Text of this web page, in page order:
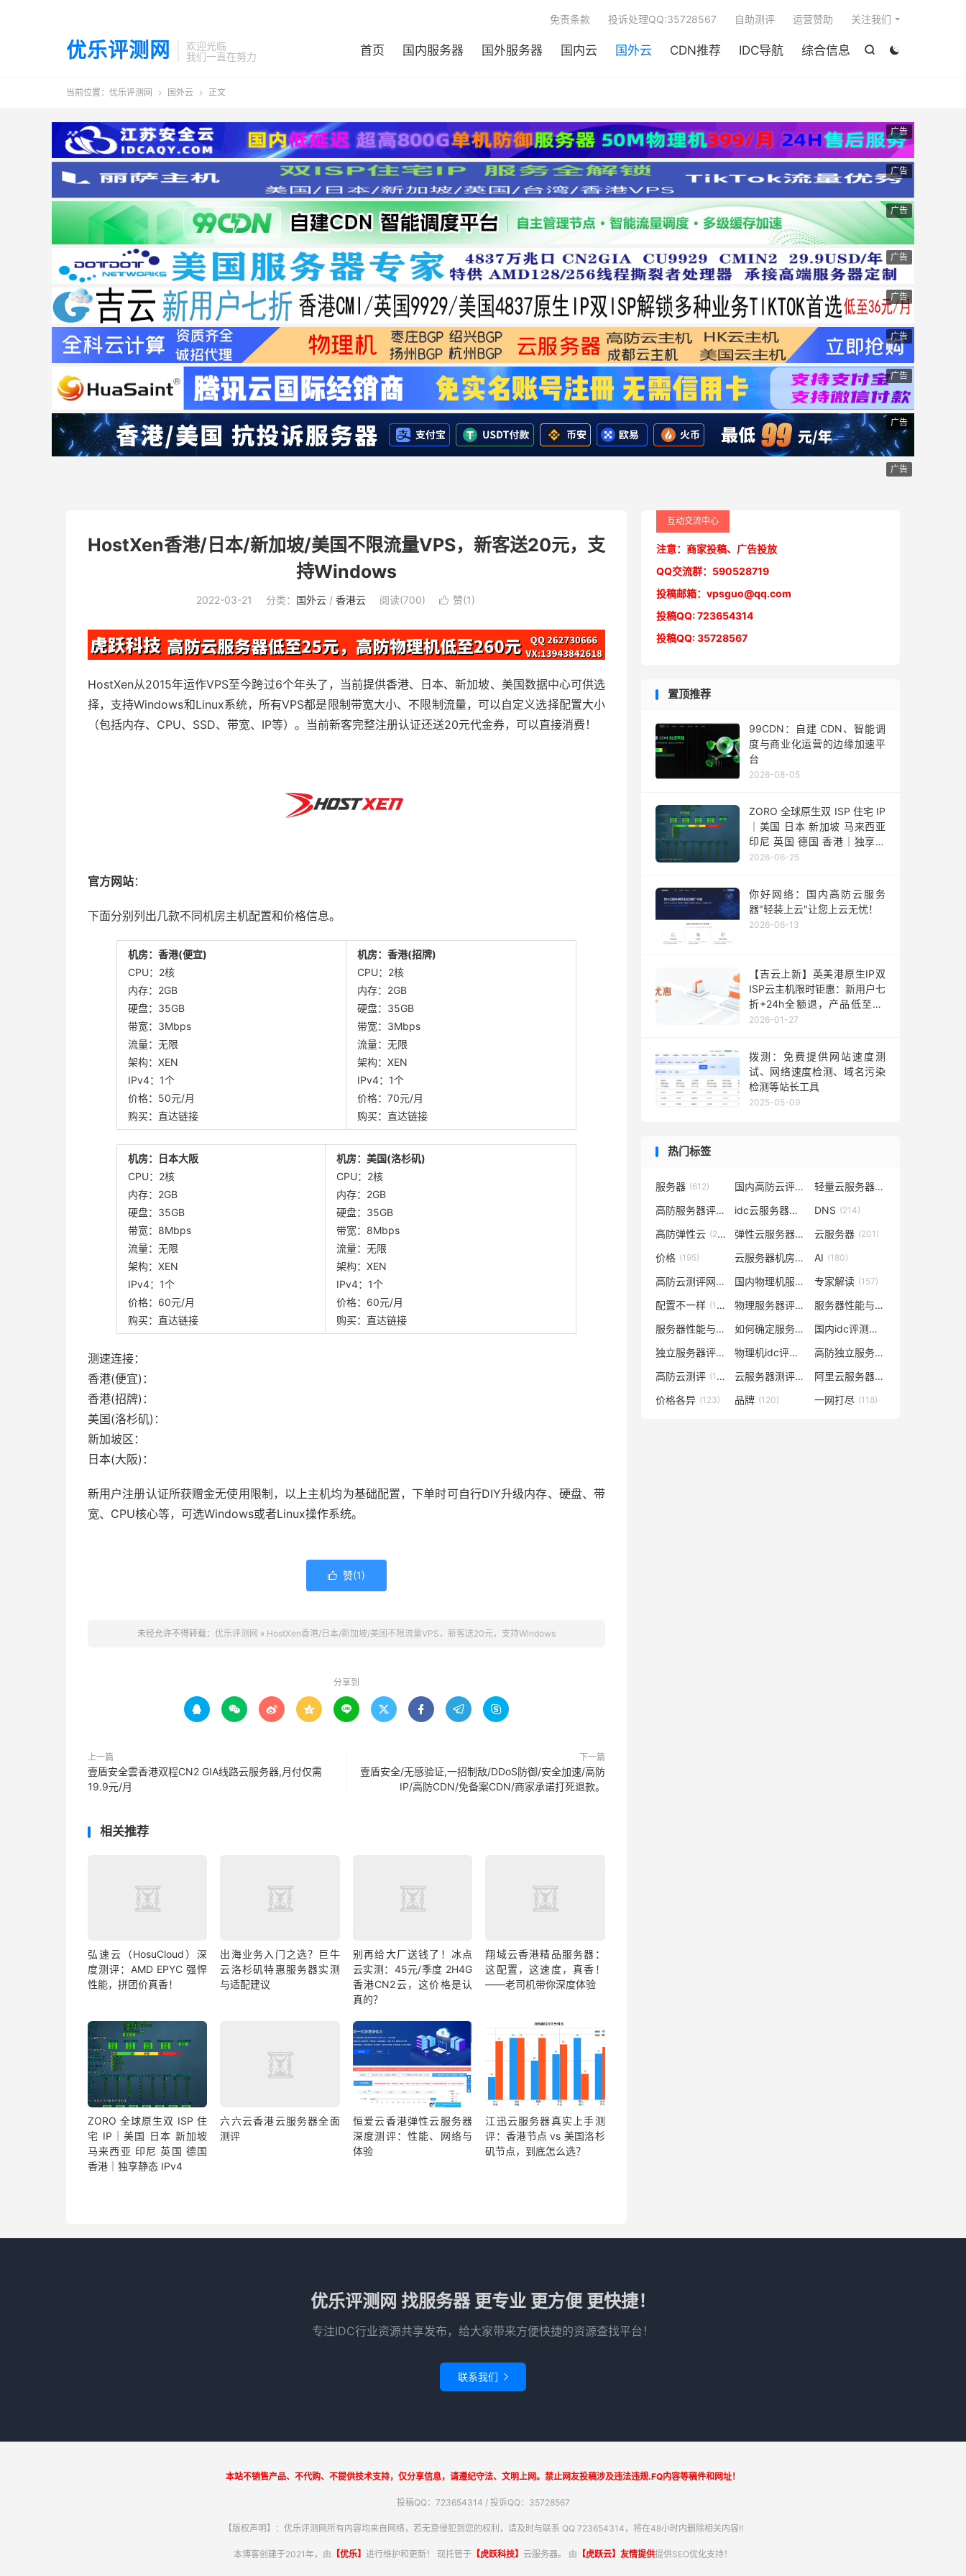
优乐评测网
欢迎光临
我们一直在努力


首页 国内服务器 国外服务器 国内云 国外云 CDN推荐 IDC导航 综合信息
免责条款 投诉处理QQ:35728567 自助测评 运营赞助 关注我们
当前位置： 优乐评测网  国外云  正文
广告
广告
广告
广告
广告
广告
广告
广告
广告
HostXen香港/日本/新加坡/美国不限流量VPS，新客送20元，支
持Windows
2022-03-21 分类： 国外云 / 香港云 阅读(700)  赞(1)
HostXen从2015年运作VPS至今跨过6个年头了，当前提供香港、日本、新加坡、美国数据中心可供选
择，支持Windows和Linux系统，所有VPS都是限制带宽大小、不限制流量，可以自定义选择配置大小
（包括内存、CPU、SSD、带宽、IP等）。当前新客完整注册认证还送20元代金券，可以直接消费！
官方网站：
下面分别列出几款不同机房主机配置和价格信息。
机房：香港(便宜)
CPU：2核
内存：2GB
硬盘：35GB
带宽：3Mbps
流量：无限
架构：XEN
IPv4：1个
价格：50元/月
购买：直达链接
机房：香港(招牌)
CPU：2核
内存：2GB
硬盘：35GB
带宽：3Mbps
流量：无限
架构：XEN
IPv4：1个
价格：70元/月
购买：直达链接
机房：日本大阪
CPU：2核
内存：2GB
硬盘：35GB
带宽：8Mbps
流量：无限
架构：XEN
IPv4：1个
价格：60元/月
购买：直达链接
机房：美国(洛杉矶)
CPU：2核
内存：2GB
硬盘：35GB
带宽：8Mbps
流量：无限
架构：XEN
IPv4：1个
价格：60元/月
购买：直达链接
测速连接：
香港(便宜)：
香港(招牌)：
美国(洛杉矶)：
新加坡区：
日本(大阪)：
新用户注册认证所获赠金无使用限制，以上主机均为基础配置，下单时可自行DIY升级内存、硬盘、带
宽、CPU核心等，可选Windows或者Linux操作系统。
 赞(1)
未经允许不得转载： 优乐评测网 » HostXen香港/日本/新加坡/美国不限流量VPS，新客送20元，支持Windows
分享到
        
上一篇
壹盾安全雲香港双程CN2 GIA线路云服务器,月付仅需
19.9元/月
下一篇
壹盾安全/无感验证,一招制敌/DDoS防御/安全加速/高防
IP/高防CDN/免备案CDN/商家承诺打死退款。
相关推荐
弘速云（HosuCloud）深
度测评：AMD EPYC 强悍
性能，拼团价真香！
出海业务入门之选？巨牛
云洛杉矶特惠服务器实测
与适配建议
别再给大厂送钱了！冰点
云实测：45元/季度 2H4G
香港CN2云，这价格是认
真的？
翔域云香港精品服务器：
这配置，这速度，真香！
——老司机带你深度体验
ZORO 全球原生双 ISP 住
宅 IP｜美国 日本 新加坡
马来西亚 印尼 英国 德国
香港｜独享静态 IPv4
六六云香港云服务器全面
测评
恒爱云香港弹性云服务器
深度测评：性能、网络与
体验
江迅云服务器真实上手测
评：香港节点 vs 美国洛杉
矶节点，到底怎么选？
互动交流中心
注意：商家投稿、广告投放
QQ交流群：590528719
投稿邮箱：vpsguo@qq.com
投稿QQ: 723654314
投稿QQ: 35728567
置顶推荐
99CDN：自建 CDN、智能调
度与商业化运营的边缘加速平
台
2026-08-05
ZORO 全球原生双 ISP 住宅 IP
｜美国 日本 新加坡 马来西亚
印尼 英国 德国 香港｜独享静
态 IPv4
2026-06-25
你好网络：国内高防云服务
器"轻装上云"让您上云无忧！
2026-06-13
【吉云上新】英美港原生IP双
ISP云主机限时钜惠：新用户七
折+24h全额退，产品低至36
元每月，TikTok业务秒部署！
2026-01-27
拨测：免费提供网站速度测
试、网络速度检测、域名污染
检测等站长工具
2025-05-09
热门标签
服务器 (612) 国内高防云评测 (302) 轻量云服务器(262)
高防服务器评测 (232) idc云服务器评测 (223)
DNS (214)
高防弹性云 (210) 弹性云服务器评测 (209)
云服务器 (201)
价格 (195) 云服务器机房评测 (185)
AI (180)
高防云测评网(169) 国内物理机服务器测评 (165)
专家解读 (157)
配置不一样 (148) 物理服务器评测 (148) 服务器性能与价格对比
服务器性能与什么有关 (138) 如何确定服务器数量及配置 (129)
国内idc评测云服务器
独立服务器评测 (128) 物理机idc评测网 (128) 高防独立服务器评测
高防云测评 (128) 云服务器测评网 (127) 阿里云服务器多少钱一年
价格各异 (123) 品牌 (120) 一网打尽 (118)
优乐评测网 找服务器 更专业 更方便 更快捷！
专注IDC行业资源共享发布，给大家带来方便快捷的资源查找平台！
联系我们 
本站不销售产品、不代购、不提供技术支持，仅分享信息，请遵纪守法、文明上网。禁止网友投稿涉及违法违规.FQ内容等稿件和网址！
投稿QQ：723654314 / 投诉QQ：35728567
【版权声明】：优乐评测网所有内容均来自网络，若无意侵犯到您的权利，请及时与联系 QQ 723654314，将在48小时内删除相关内容!!
本博客创建于2021年，由 【优乐】 进行维护和更新！ 现托管于 【虎跃科技】 云服务器。 由 【虎跃云】友情提供提供SEO优化支持！